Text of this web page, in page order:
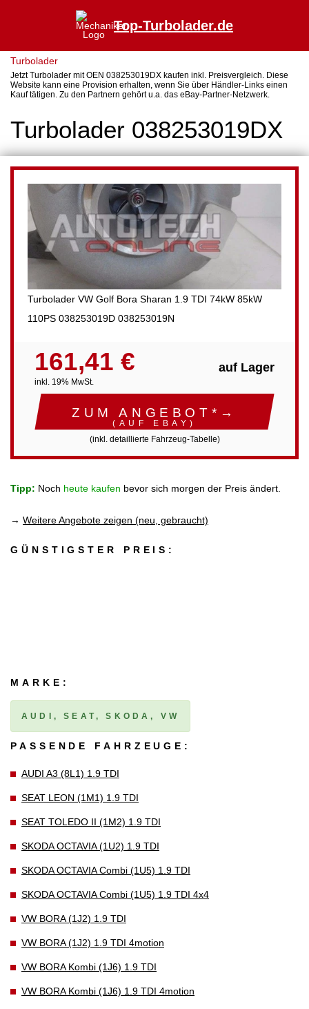
Top-Turbolader.de
Turbolader
Jetzt Turbolader mit OEN 038253019DX kaufen inkl. Preisvergleich. Diese
Website kann eine Provision erhalten, wenn Sie über Händler-Links einen
Kauf tätigen. Zu den Partnern gehört u.a. das eBay-Partner-Netzwerk.
Turbolader 038253019DX
Turbolader VW Golf Bora Sharan 1.9 TDI 74kW 85kW
110PS 038253019D 038253019N
161,41 €
inkl. 19% MwSt.
auf Lager
ZUM ANGEBOT*→
(AUF EBAY)
(inkl. detaillierte Fahrzeug-Tabelle)
Tipp: Noch heute kaufen bevor sich morgen der Preis ändert.
→ Weitere Angebote zeigen (neu, gebraucht)
GÜNSTIGSTER PREIS:
MARKE:
AUDI, SEAT, SKODA, VW
PASSENDE FAHRZEUGE:
AUDI A3 (8L1) 1.9 TDI
SEAT LEON (1M1) 1.9 TDI
SEAT TOLEDO II (1M2) 1.9 TDI
SKODA OCTAVIA (1U2) 1.9 TDI
SKODA OCTAVIA Combi (1U5) 1.9 TDI
SKODA OCTAVIA Combi (1U5) 1.9 TDI 4x4
VW BORA (1J2) 1.9 TDI
VW BORA (1J2) 1.9 TDI 4motion
VW BORA Kombi (1J6) 1.9 TDI
VW BORA Kombi (1J6) 1.9 TDI 4motion